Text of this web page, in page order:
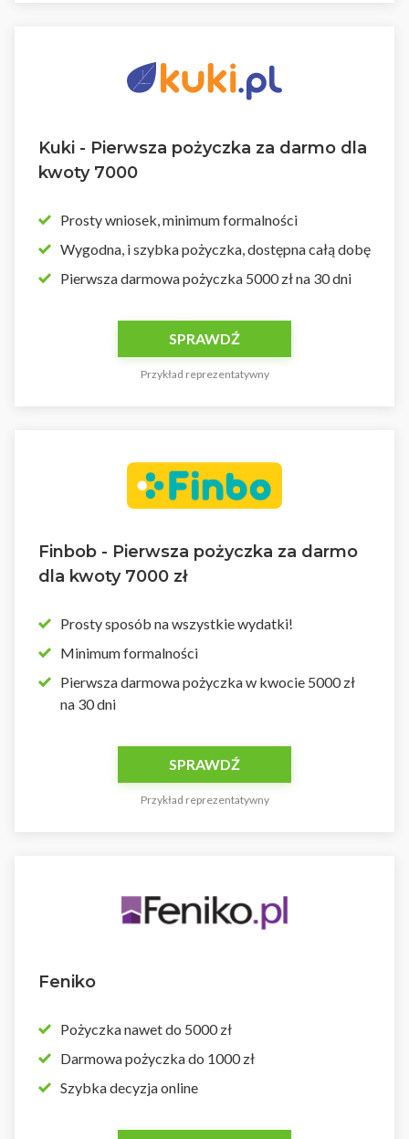
Kuki - Pierwsza pożyczka za darmo dla
kwoty 7000
Prosty wniosek, minimum formalności
Wygodna, i szybka pożyczka, dostępna całą dobę
Pierwsza darmowa pożyczka 5000 zł na 30 dni
SPRAWDŹ
Przykład reprezentatywny
Finbob - Pierwsza pożyczka za darmo
dla kwoty 7000 zł
Prosty sposób na wszystkie wydatki!
Minimum formalności
Pierwsza darmowa pożyczka w kwocie 5000 zł
na 30 dni
SPRAWDŹ
Przykład reprezentatywny
Feniko
Pożyczka nawet do 5000 zł
Darmowa pożyczka do 1000 zł
Szybka decyzja online